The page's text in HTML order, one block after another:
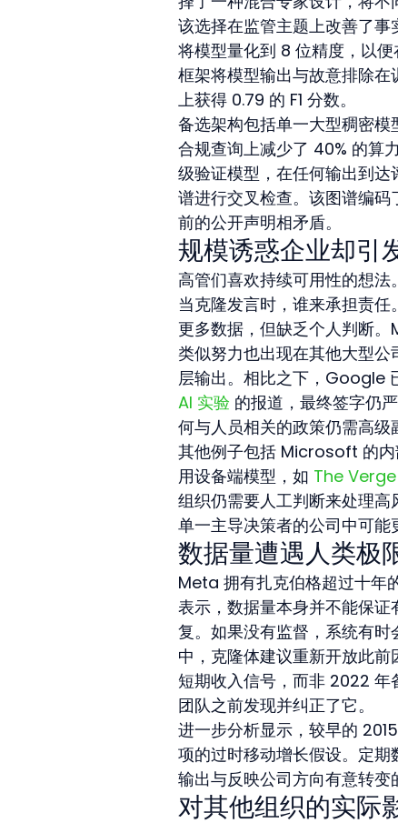
该选择在监管主题上改善了
将模型量化到 8 位精度，以
框架将模型输出与故意排除
上获得 0.79 的 F1 分数。
备选架构包括单一大型稠密
合规查询上减少了 40% 的算
级验证模型，在任何输出到
谱进行交叉检查。该图谱编
前的公开声明相矛盾。
规模诱惑企业却引
高管们喜欢持续可用性的想法
当克隆发言时，谁来承担责
更多数据，但缺乏个人判断
类似努力也出现在其他大型
层输出。相比之下，Google
AI 实验 的报道，最终签字仍
何与人员相关的政策仍需高级
其他例子包括 Microsoft 的
用设备端模型，如 The Verge
组织仍需要人工判断来处理
单一主导决策者的公司中可能
数据量遭遇人类极
Meta 拥有扎克伯格超过十年
表示，数据量本身并不能保
复。如果没有监督，系统有
中，克隆体建议重新开放此
短期收入信号，而非 2022 年
团队之前发现并纠正了它。
进一步分析显示，较早的
项的过时移动增长假设。定
输出与反映公司方向有意转变
对其他组织的实际